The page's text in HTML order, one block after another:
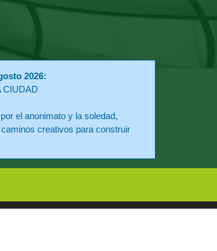
2026:
CIUDAD
el anonimato y la soledad,
creativos para construir